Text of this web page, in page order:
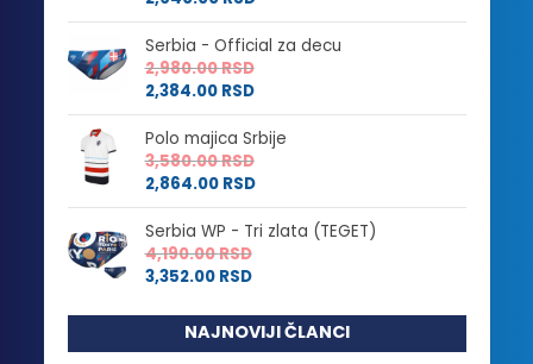
Serbia - Official za decu
2,980.00RSD
2,384.00 RSD
Polo majica Srbije
3,580.00RSD
2,864.00 RSD
Serbia WP - Tri zlata (TEGET)
4,190.00RSD
3,352.00 RSD
NAJNOVIJI ČLANCI